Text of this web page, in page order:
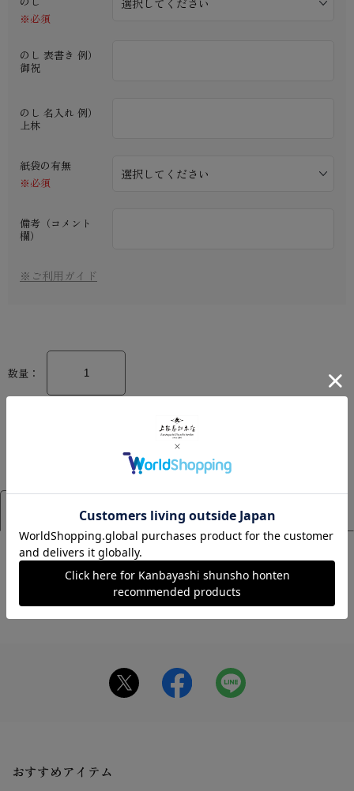
※必須
のし 表書き 例）
御祝
のし 名入れ 例）
上林
紙袋の有無
※必須
備考（コメント
欄）
※ご利用ガイド
数量：
「さぎり」は現在販売を行っておりません。
アイテム詳細 サイズ
おすすめアイテム